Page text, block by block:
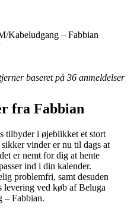
Kabeludgang – Fabbian
baseret på 36 anmeldelser
fra Fabbian
tilbyder i øjeblikket et stort
vinder er nu til dags at
er nemt for dig at hente
ind i din kalender.
problemfri, samt desuden
levering ved køb af Beluga
Fabbian.